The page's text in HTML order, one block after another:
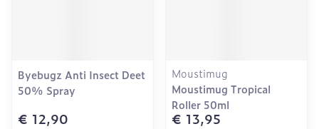
Byebugz Anti Insect Deet
50% Spray
€ 12,90
Moustimug
Moustimug Tropical
Roller 50ml
€ 13,95